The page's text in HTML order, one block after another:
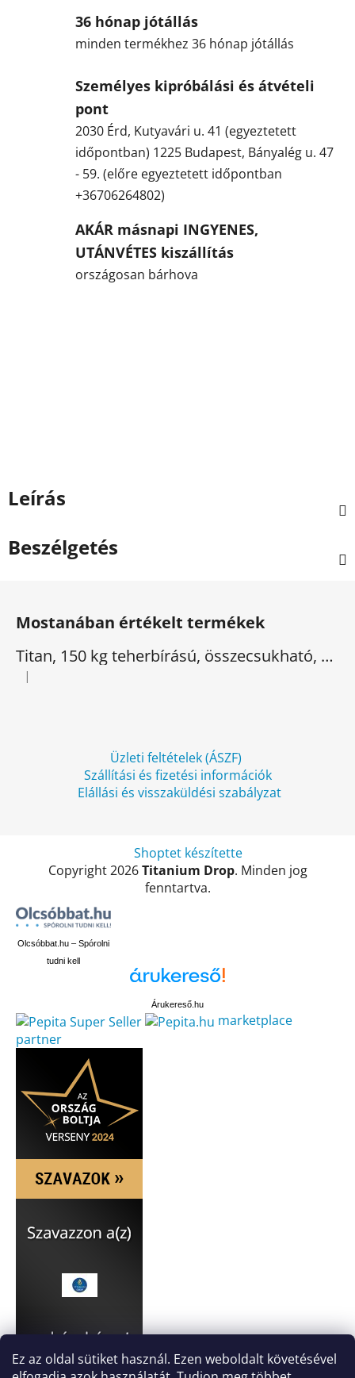
Ez az oldal sütiket használ. Ezen weboldalt követésével
36 hónap jótállás
minden termékhez 36 hónap jótállás
Személyes kipróbálási és átvételi
pont
2030 Érd, Kutyavári u. 41 (egyeztetett
időpontban) 1225 Budapest, Bányalég u. 47
- 59. (előre egyeztetett időpontban
+36706264802)
AKÁR másnapi INGYENES,
UTÁNVÉTES kiszállítás
országosan bárhova
Leírás
Beszélgetés
Mostanában értékelt termékek
Titan, 150 kg teherbírású, összecsukható, elektromos háromkerekű
A termék értékelése 5-ből 5 csillag.
|
Üzleti feltételek (ÁSZF)
Szállítási és fizetési információk
Elállási és visszaküldési szabályzat
Shoptet készítette
Copyright 2026Titanium Drop. Minden jog
fenntartva.
Olcsóbbat.hu – Spórolni
tudni kell
Árukereső.hu
marketplace
partner